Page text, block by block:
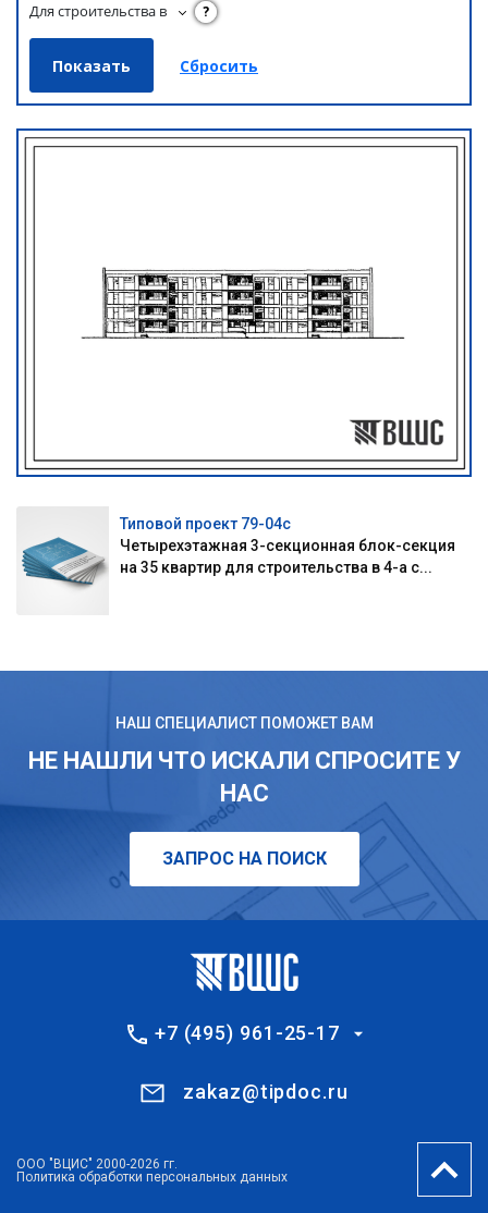
Для строительства в ?
Типовой проект 79-04с
Четырехэтажная 3-секционная блок-секция
на 35 квартир для строительства в 4-а с...
НАШ СПЕЦИАЛИСТ ПОМОЖЕТ ВАМ
НЕ НАШЛИ ЧТО ИСКАЛИ СПРОСИТЕ У
НАС
ЗАПРОС НА ПОИСК
+7 (495) 961-25-17
zakaz@tipdoc.ru
ООО "ВЦИС" 2000-2026 гг.
Политика обработки персональных данных